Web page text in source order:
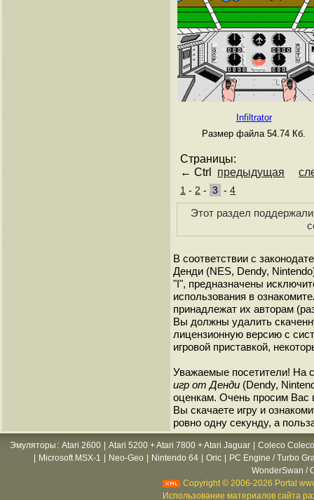
Infiltrator
Размер файла 54.74 Кб.
Страницы:
← Ctrl предыдущая
1 - 2 - 3 -4
Этот раздел
В соответствии с
Денди (NES, Dendy,
"I", предназначены
использования в
принадлежат их авторам
Вы должны удалить
лицензионную версию с
игровой приставкой,
Уважаемые посетители! На
игр от Денди (Dendy,
оценкам. Очень просим Вас
Вы скачаете игру и
ровно одну секунду, а
Эмуляторы : Atari 2600 Atari 5200 + Atari 7800 + Atari Jaguar
Coleco
Microsoft MSX-1 Neo-Geo Nintendo 64 Oric
PC Engine / Turbo
WonderSwan /
Copyright © 2006-2026 Portal
Использование материалов сайта